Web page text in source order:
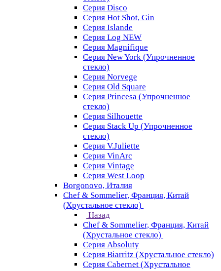
Серия Disco
Серия Hot Shot, Gin
Серия Islande
Серия Log NEW
Серия Magnifique
Серия New York (Упрочненное
стекло)
Серия Norvege
Серия Old Square
Серия Princesa (Упрочненное
стекло)
Серия Silhouette
Серия Stack Up (Упрочненное
стекло)
Серия V.Juliette
Серия VinArc
Серия Vintage
Серия West Loop
Borgonovo, Италия
Chef & Sommelier, Франция, Китай
(Хрустальное стекло)
Назад
Chef & Sommelier, Франция, Китай
(Хрустальное стекло)
Серия Absoluty
Серия Biarritz (Хрустальное стекло)
Серия Cabernet (Хрустальное